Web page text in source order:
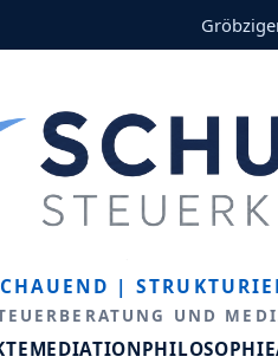
|
UND
MEDIATIONPHILOSOPHIE